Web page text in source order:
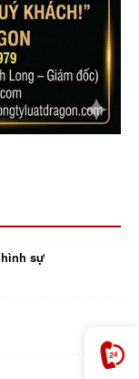
sự